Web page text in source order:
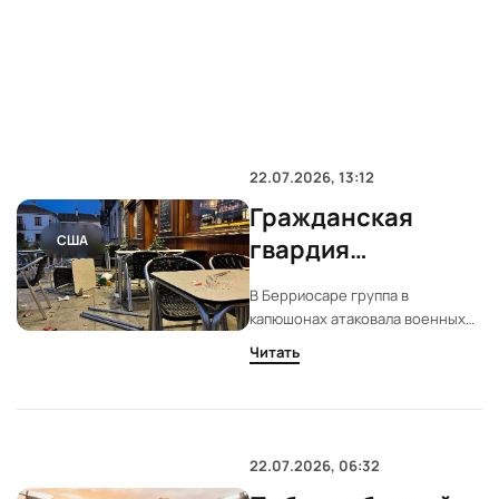
США
22.07.2026, 13:12
Гражданская
гвардия
расследует
нападение на
военных в
В Берриосаре группа в
капюшонах атаковала военных
во время финала ЧМ. Пострадали
шесть человек, среди них трое
Читать
22.07.2026, 06:32